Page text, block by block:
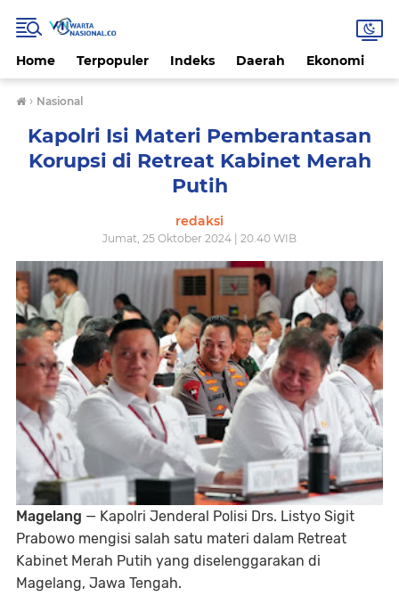
Home Terpopuler Indeks Daerah Ekonomi
› Nasional
Kapolri Isi Materi Pemberantasan
Korupsi di Retreat Kabinet Merah
Putih
redaksi
Jumat, 25 Oktober 2024 | 20.40 WIB
Magelang — Kapolri Jenderal Polisi Drs. Listyo Sigit
Prabowo mengisi salah satu materi dalam Retreat
Kabinet Merah Putih yang diselenggarakan di
Magelang, Jawa Tengah.